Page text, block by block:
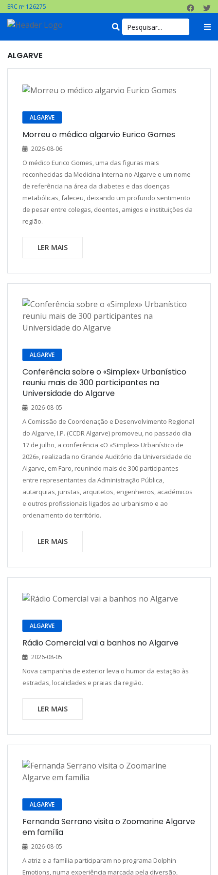
ERC nº 126275
ALGARVE
ALGARVE
Morreu o médico algarvio Eurico Gomes
2026-08-06
O médico Eurico Gomes, uma das figuras mais
reconhecidas da Medicina Interna no Algarve e um nome
de referência na área da diabetes e das doenças
metabólicas, faleceu, deixando um profundo sentimento
de pesar entre colegas, doentes, amigos e instituições da
região.
LER MAIS
ALGARVE
Conferência sobre o «Simplex» Urbanístico
reuniu mais de 300 participantes na
Universidade do Algarve
2026-08-05
A Comissão de Coordenação e Desenvolvimento Regional
do Algarve, I.P. (CCDR Algarve) promoveu, no passado dia
17 de julho, a conferência «O «Simplex» Urbanístico de
2026», realizada no Grande Auditório da Universidade do
Algarve, em Faro, reunindo mais de 300 participantes
entre representantes da Administração Pública,
autarquias, juristas, arquitetos, engenheiros, académicos
e outros profissionais ligados ao urbanismo e ao
ordenamento do território.
LER MAIS
ALGARVE
Rádio Comercial vai a banhos no Algarve
2026-08-05
Nova campanha de exterior leva o humor da estação às
estradas, localidades e praias da região.
LER MAIS
ALGARVE
Fernanda Serrano visita o Zoomarine Algarve
em família
2026-08-05
A atriz e a família participaram no programa Dolphin
Emotions, numa experiência marcada pela diversão,